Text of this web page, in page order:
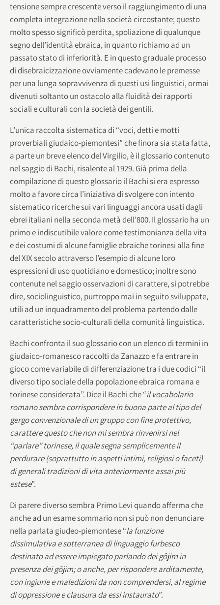
tensione sempre crescente verso il raggiungimento di una
completa integrazione nella società circostante; questo
molto spesso significò perdita, spoliazione di qualunque
segno dell’identità ebraica, in quanto richiamo ad un
passato stato di inferiorità. E in questo graduale processo
di disebraicizzazione ovviamente cadevano le premesse
per una lunga sopravvivenza di questi usi linguistici, ormai
divenuti soltanto un ostacolo alla fluidità dei rapporti
sociali e culturali con la società dei gentili.
L’unica raccolta sistematica di “voci, detti e motti
proverbiali giudaico-piemontesi” che finora sia stata fatta,
a parte un breve elenco del Virgilio, è il glossario contenuto
nel saggio di Bachi, risalente al 1929. Già prima della
compilazione di questo glossario il Bachi si era espresso
molto a favore circa l’iniziativa di svolgere con intento
sistematico ricerche sui vari linguaggi ancora usati dagli
ebrei italiani nella seconda metà dell’800. Il glossario ha un
primo e indiscutibile valore come testimonianza della vita
e dei costumi di alcune famiglie ebraiche torinesi alla fine
del XIX secolo attraverso l’esempio di alcune loro
espressioni di uso quotidiano e domestico; inoltre sono
contenute nel saggio osservazioni di carattere, si potrebbe
dire, sociolinguistico, purtroppo mai in seguito sviluppate,
utili ad un inquadramento del problema partendo dalle
caratteristiche socio-culturali della comunità linguistica.
Bachi confronta il suo glossario con un elenco di termini in
giudaico-romanesco raccolti da Zanazzo e fa entrare in
gioco come variabile di differenziazione tra i due codici “il
diverso tipo sociale della popolazione ebraica romana e
torinese considerata”. Dice il Bachi che “il vocabolario
romano sembra corrispondere in buona parte al tipo del
gergo convenzionale di un gruppo con fine protettivo,
carattere questo che non mi sembra rinvenirsi nel
“parlare” torinese, il quale segna semplicemente il
perdurare (soprattutto in aspetti intimi, religiosi o faceti)
di generali tradizioni di vita anteriormente assai più
estese”.
Di parere diverso sembra Primo Levi quando afferma che
anche ad un esame sommario non si può non denunciare
nella parlata giudeo-piemontese “la funzione
dissimulativa e sotterranea di linguaggio furbesco
destinato ad essere impiegato parlando dei gôjim in
presenza dei gôjim; o anche, per rispondere arditamente,
con ingiurie e maledizioni da non comprendersi, al regime
di oppressione e clausura da essi instaurato”.